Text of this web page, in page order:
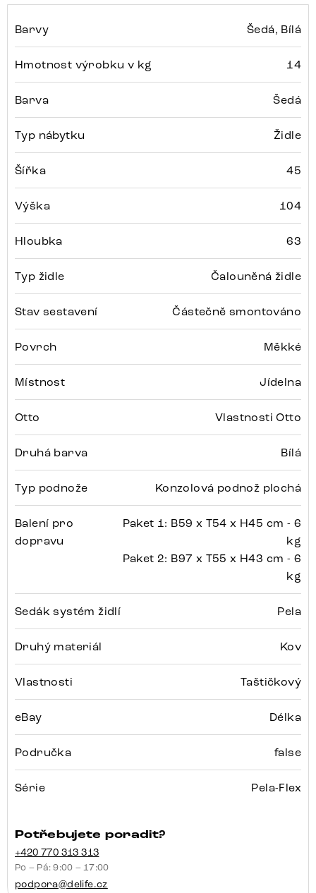
Barvy Šedá, Bílá
Hmotnost výrobku v kg 14
Barva Šedá
Typ nábytku Židle
Šířka 45
Výška 104
Hloubka 63
Typ židle Čalouněná židle
Stav sestavení Částečně smontováno
Povrch Měkké
Místnost Jídelna
Otto Vlastnosti Otto
Druhá barva Bílá
Typ podnože Konzolová podnož plochá
Balení pro
dopravu
Paket 1: B59 x T54 x H45 cm - 6
kg
Paket 2: B97 x T55 x H43 cm - 6
kg
Sedák systém židlí Pela
Druhý materiál Kov
Vlastnosti Taštičkový
eBay Délka
Područka false
Série Pela-Flex
Potřebujete poradit?
+420 770 313 313
Po – Pá: 9:00 – 17:00
podpora@delife.cz